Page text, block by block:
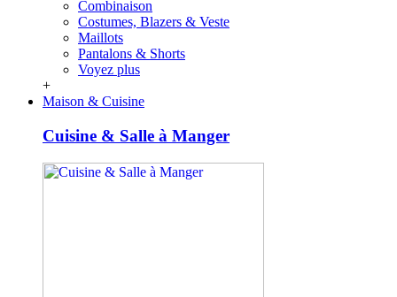
Combinaison
Costumes, Blazers & Veste
Maillots
Pantalons & Shorts
Voyez plus
+
Maison & Cuisine
Cuisine & Salle à Manger